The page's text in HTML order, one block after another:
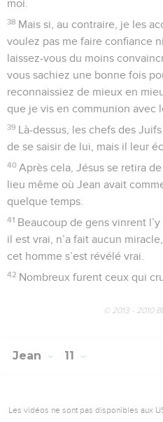
moi.
38 Mais si, au contraire, je les
voulez pas me faire confiance
laissez-vous du moins
vous sachiez une bonne fois
reconnaissiez de mieux en
que je vis en communion avec
39 Là-dessus, les chefs des
de se saisir de lui, mais il leur
40 Après cela, Jésus se retira
lieu même où Jean avait
quelque temps.
41 Beaucoup de gens vinrent
il est vrai, n’a fait aucun
cet homme s’est révélé vrai.
42 Nombreux furent ceux qui
© 2013 - 2010
Jean 11
Les vidéos ne sont pas disponibles aux